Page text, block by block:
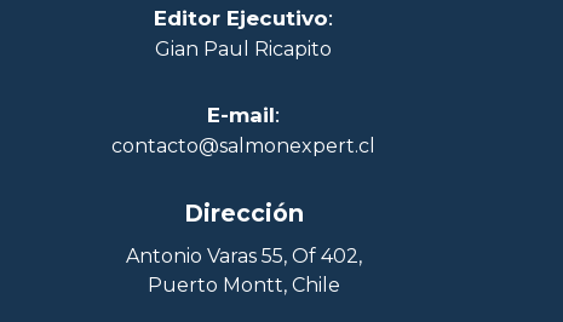
Editor Ejecutivo:
Gian Paul Ricapito
E-mail:
contacto@salmonexpert.cl
Dirección
Antonio Varas 55, Of 402,
Puerto Montt, Chile